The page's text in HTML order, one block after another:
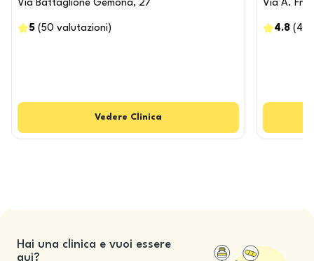
Via Battaglione Gemona, 27
5 (50 valutazioni )
Vedere Clinica
Via A.
4.8 ( 4
Hai una clinica e vuoi essere
qui?